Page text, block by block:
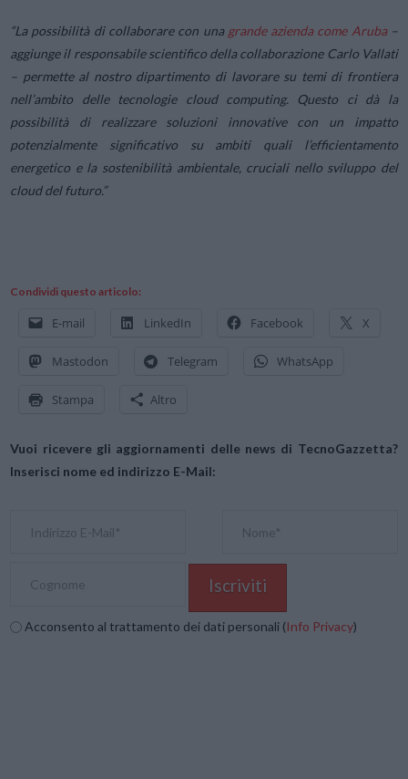
“La possibilità di collaborare con una grande azienda come Aruba –
aggiunge il responsabile scientifico della collaborazione Carlo Vallati
– permette al nostro dipartimento di lavorare su temi di frontiera
nell’ambito delle tecnologie cloud computing. Questo ci dà la
possibilità di realizzare soluzioni innovative con un impatto
potenzialmente significativo su ambiti quali l’efficientamento
energetico e la sostenibilità ambientale, cruciali nello sviluppo del
cloud del futuro.”
Condividi questo articolo:
E-mail LinkedIn Facebook X
Mastodon Telegram WhatsApp
Stampa Altro
Vuoi ricevere gli aggiornamenti delle news di TecnoGazzetta?
Inserisci nome ed indirizzo E-Mail:
Acconsento al trattamento dei dati personali (Info Privacy)